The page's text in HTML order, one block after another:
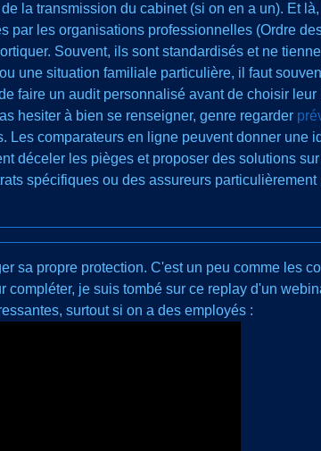
la transmission du cabinet (si on en a un). Et
par les organisations professionnelles (Ordre
Souvent, ils sont standardisés et ne
une situation familiale particulière, il faut
faire un audit personnalisé avant de choisir
hesiter à bien se renseigner, genre regarder
Les comparateurs en ligne peuvent donner une
déceler les pièges et proposer des solutions
spécifiques ou des assureurs
sa propre protection. C'est un peu comme les
compléter, je suis tombé sur ce replay d'un
surtout si on a des employés :